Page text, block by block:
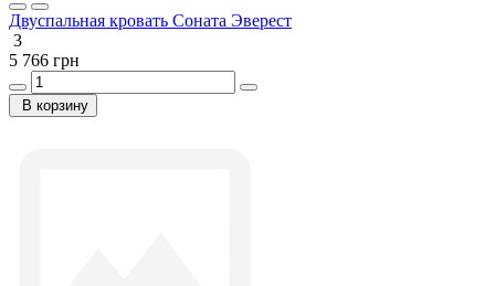
Двуспальная кровать Соната Эверест
3
5 766 грн
В корзину